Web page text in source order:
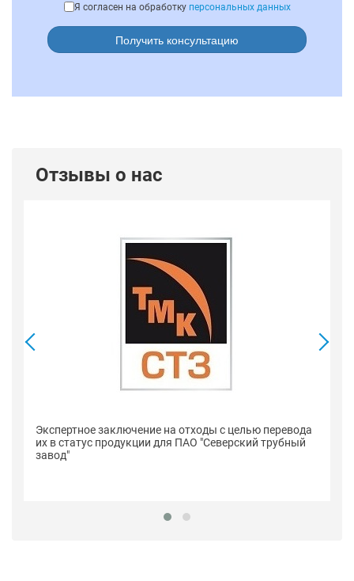
Я согласен на обработку персональных данных
Получить консультацию
Отзывы о нас
Экспертное заключение на отходы с целью перевода
их в статус продукции для ПАО "Северский трубный
завод"